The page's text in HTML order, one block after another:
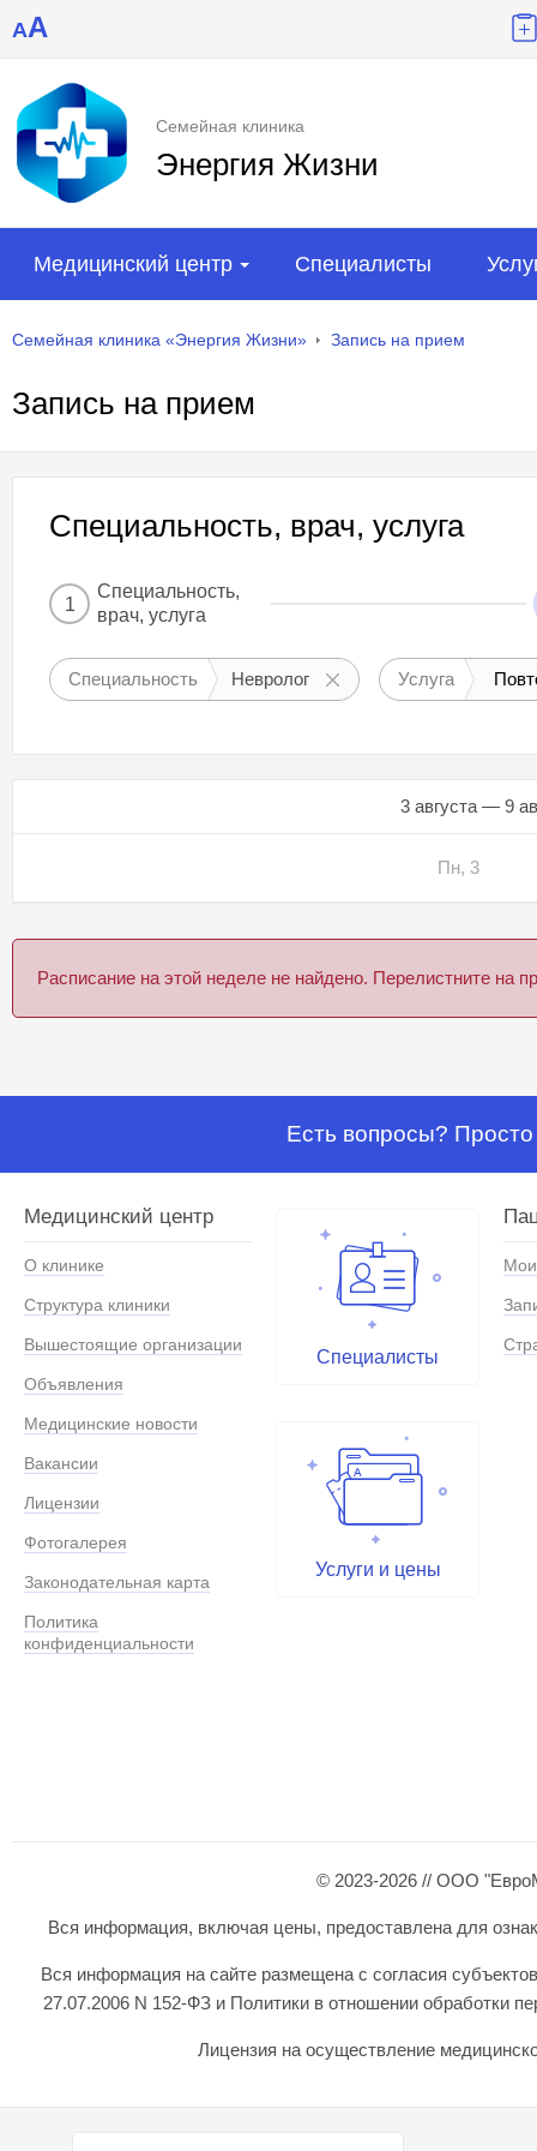
AA
Семейная клиника
Энергия Жизни
Медицинский центр Специалисты
Семейная клиника «Энергия Жизни» Запись на прием
Запись на прием
Специальность, врач, услуга
1
Специальность,
врач, услуга
Специальность Невролог Услуга
3 августа — 9
Пн, 3
Расписание на этой неделе не найдено. Перелистните
Есть вопросы?
Медицинский центр
О клинике
Структура клиники
Вышестоящие организации
Объявления
Медицинские новости
Вакансии
Лицензии
Фотогалерея
Законодательная карта
Политика
конфиденциальности
Специалисты
Услуги и цены
© 2023-2026 // ООО
Вся информация, включая цены, предоставлена для
Вся информация на сайте размещена с согласия
27.07.2006 N 152-ФЗ и Политики в отношении обработки
Лицензия на осуществление